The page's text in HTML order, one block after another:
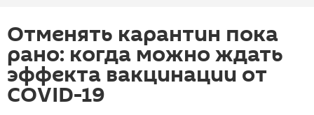
Отменять карантин пока
рано: когда можно ждать
эффекта вакцинации от
COVID-19